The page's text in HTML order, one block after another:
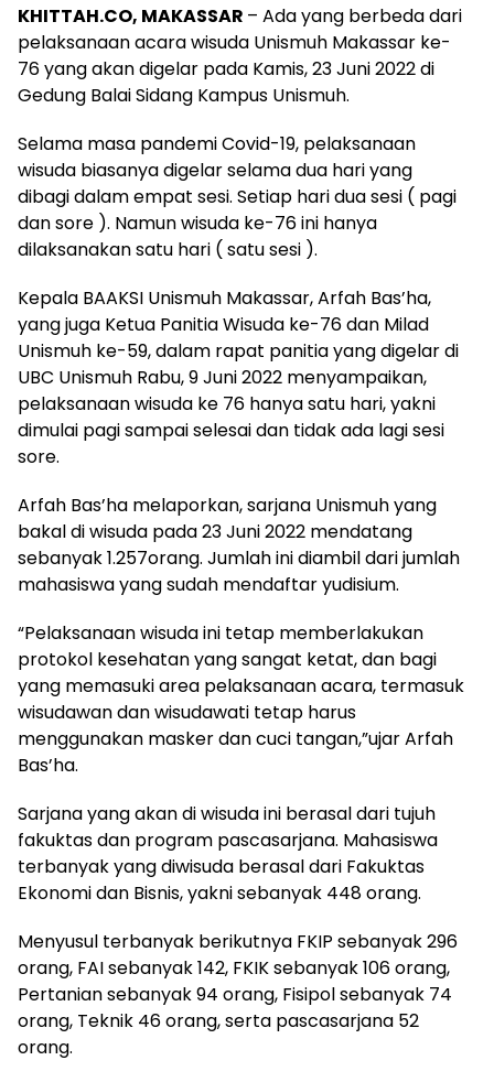
KHITTAH.CO, MAKASSAR – Ada yang berbeda dari
pelaksanaan acara wisuda Unismuh Makassar ke-
76 yang akan digelar pada Kamis, 23 Juni 2022 di
Gedung Balai Sidang Kampus Unismuh.
Selama masa pandemi Covid-19, pelaksanaan
wisuda biasanya digelar selama dua hari yang
dibagi dalam empat sesi. Setiap hari dua sesi ( pagi
dan sore ). Namun wisuda ke-76 ini hanya
dilaksanakan satu hari ( satu sesi ).
Kepala BAAKSI Unismuh Makassar, Arfah Bas’ha,
yang juga Ketua Panitia Wisuda ke-76 dan Milad
Unismuh ke-59, dalam rapat panitia yang digelar di
UBC Unismuh Rabu, 9 Juni 2022 menyampaikan,
pelaksanaan wisuda ke 76 hanya satu hari, yakni
dimulai pagi sampai selesai dan tidak ada lagi sesi
sore.
Arfah Bas’ha melaporkan, sarjana Unismuh yang
bakal di wisuda pada 23 Juni 2022 mendatang
sebanyak 1.257orang. Jumlah ini diambil dari jumlah
mahasiswa yang sudah mendaftar yudisium.
“Pelaksanaan wisuda ini tetap memberlakukan
protokol kesehatan yang sangat ketat, dan bagi
yang memasuki area pelaksanaan acara, termasuk
wisudawan dan wisudawati tetap harus
menggunakan masker dan cuci tangan,”ujar Arfah
Bas’ha.
Sarjana yang akan di wisuda ini berasal dari tujuh
fakuktas dan program pascasarjana. Mahasiswa
terbanyak yang diwisuda berasal dari Fakuktas
Ekonomi dan Bisnis, yakni sebanyak 448 orang.
Menyusul terbanyak berikutnya FKIP sebanyak 296
orang, FAI sebanyak 142, FKIK sebanyak 106 orang,
Pertanian sebanyak 94 orang, Fisipol sebanyak 74
orang, Teknik 46 orang, serta pascasarjana 52
orang.